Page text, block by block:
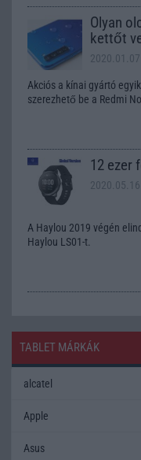
Olyan
kettőt
2020.01.07
Akciós a kínai gyártó
szerezhető be a Redmi
12 ezer
2020.05.16
A Haylou 2019 végén
Haylou LS01-t.
TABLET MÁRKÁK
alcatel
Apple
Asus